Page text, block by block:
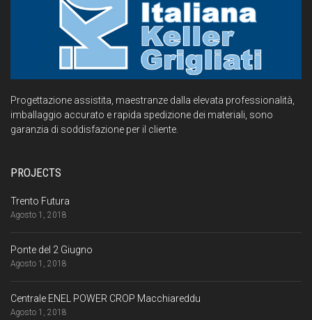
Progettazione assistita, maestranze dalla elevata professionalità,
imballaggio accurato e rapida spedizione dei materiali, sono
garanzia di soddisfazione per il cliente.
PROJECTS
Trento Futura
Agosto 1, 2018
Ponte del 2 Giugno
Agosto 1, 2018
Centrale ENEL POWER CROP Macchiareddu
Agosto 1, 2018